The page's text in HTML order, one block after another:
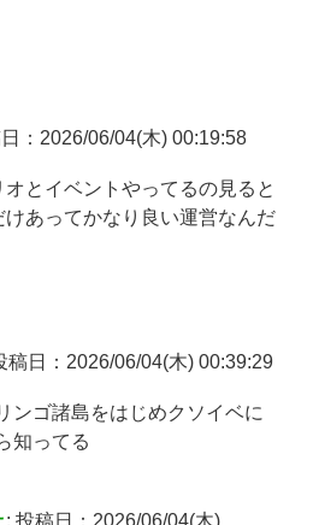
：2026/06/04(木) 00:19:58
とイベントやってるの見ると
あってかなり良い運営なんだ
稿日：2026/06/04(木) 00:39:29
ンゴ諸島をはじめクソイベに
知ってる
: 投稿日：2026/06/04(木)